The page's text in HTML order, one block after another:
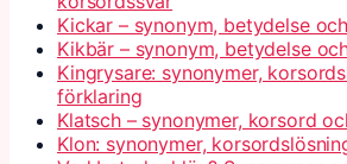
Kickar – synonym, betydelse
Kikbär – synonym, betydelse
Kingrysare: synonymer,
förklaring
Klatsch – synonymer, korsord
Klon: synonymer,